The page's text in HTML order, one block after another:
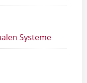
Systeme